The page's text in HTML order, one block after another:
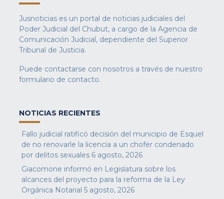
Jusnoticias es un portal de noticias judiciales del
Poder Judicial del Chubut, a cargo de la Agencia de
Comunicación Judicial, dependiente del Superior
Tribunal de Justicia.
Puede contactarse con nosotros a través de nuestro
formulario de contacto.
NOTICIAS RECIENTES
Fallo judicial ratificó decisión del municipio de Esquel
de no renovarle la licencia a un chofer condenado
por delitos sexuales 6 agosto, 2026
Giacomone informó en Legislatura sobre los
alcances del proyecto para la reforma de la Ley
Orgánica Notarial 5 agosto, 2026